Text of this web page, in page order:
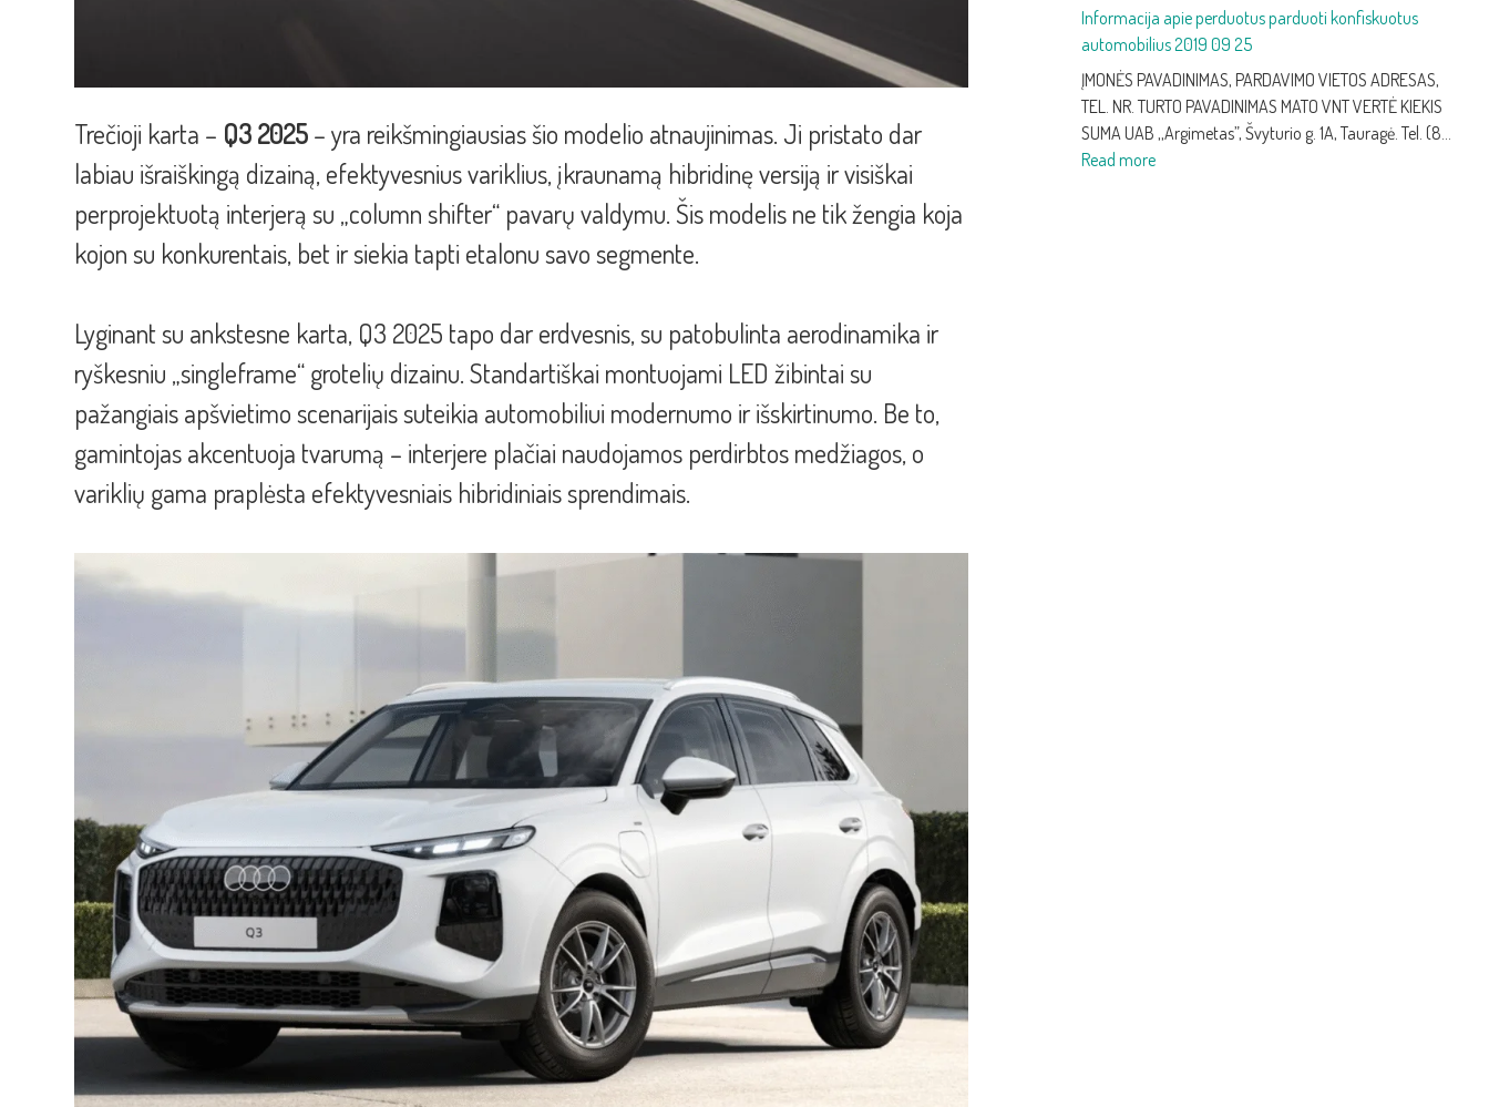
Trečioji karta – Q3 2025– yra reikšmingiausias šio modelio atnaujinimas. Ji pristato dar
labiau išraiškingą dizainą, efektyvesnius variklius, įkraunamą hibridinę versiją ir visiškai
perprojektuotą interjerą su „column shifter“ pavarų valdymu. Šis modelis ne tik žengia koja
kojon su konkurentais, bet ir siekia tapti etalonu savo segmente.
Lyginant su ankstesne karta, Q3 2025 tapo dar erdvesnis, su patobulinta aerodinamika ir
ryškesniu „singleframe“ grotelių dizainu. Standartiškai montuojami LED žibintai su
pažangiais apšvietimo scenarijais suteikia automobiliui modernumo ir išskirtinumo. Be to,
gamintojas akcentuoja tvarumą – interjere plačiai naudojamos perdirbtos medžiagos, o
variklių gama praplėsta efektyvesniais hibridiniais sprendimais.
m.
3
d.
10.00
Informacija apie perduotus parduoti konfiskuotus
automobilius 2019 09 25
ĮMONĖS PAVADINIMAS, PARDAVIMO VIETOS ADRESAS,
TEL. NR. TURTO PAVADINIMAS MATO VNT VERTĖ KIEKIS
SUMA UAB ,,Argimetas”, Švyturio g. 1A, Tauragė. Tel. (8…
Read more: